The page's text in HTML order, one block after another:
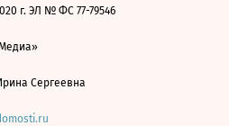
г. ЭЛ № ФС 77-79546
Сергеевна